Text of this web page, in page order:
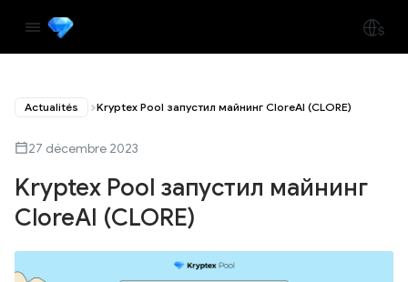
Actualités Kryptex Pool запустил майнинг CloreAI (CLORE)
27 décembre 2023
Kryptex Pool запустил майнинг
CloreAI (CLORE)